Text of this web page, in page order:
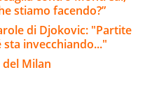
stiamo facendo?”
di Djokovic: "Partite
invecchiando..."
Milan